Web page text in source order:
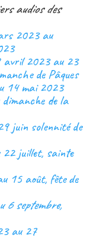
audios des
2023 au
avril 2023 au 23
de Pâques
14 mai 2023
de la
juin solennité de
juillet, sainte
15 août, fête de
6 septembre,
au 27